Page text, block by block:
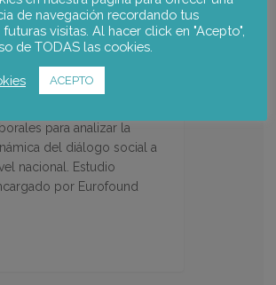
compuesto sobre
laborales
de un índice
para analizar la
del diálogo social a
nacional. Estudio
por Eurofound
de navegación recordando tus
visitas. Al hacer click en "Acepto",
de TODAS las cookies.
ACEPTO